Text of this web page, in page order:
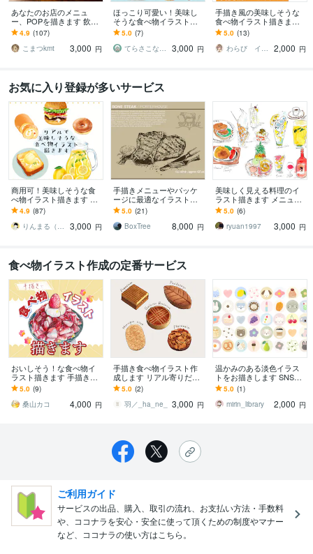
あなたのお店のメニュ
ー、POPを描きます 飲食
店、テイクアウトのお店
のメニューなどを描きま
す^ ^！
4.9 (107)
こまつkmt
3,000 円
ほっこり可愛い！美味し
そうな食べ物イラスト描
きます 商用OK！メニュー
表・レシピ・webページの
挿絵に◎
5.0 (7)
てらさこなるみ
3,000 円
手描き風の美味しそうな
食べ物イラスト描きます
商用OK◎メニュー・POP
など
5.0 (13)
わらび イラストレーター
2,000 円
お気に入り登録が多いサービス
商用可！美味しそうな食
べ物イラスト描きます リ
アルタッチで実際より美
味しく見える食べ物イラ
スト描きます♪
4.9 (87)
りんまる（イラストレーター）
3,000 円
手描きメニューやパッケ
ージに最適なイラスト描
きます 生成AIでは表せな
いぬくもりあるタッチで
料理などを描きます。
5.0 (21)
BoxTree
8,000 円
美味しく見える料理のイ
ラスト描きます メニュー
や雑誌、HPの挿絵などに
どうぞ。
5.0 (6)
ryuan1997
3,000 円
食べ物イラスト作成の定番サービス
おいしそう！な食べ物イ
ラスト描きます 手描きの
ほっこりあたたかいイラ
ストが欲しいあなたへ
5.0 (9)
桑山カコ
4,000 円
手描き食べ物イラスト作
成します リアル寄りだけ
ど手描き感のあるイラス
ト
5.0 (2)
羽／_ha_ne_
3,000 円
温かみのある淡色イラス
トをお描きします SNSア
イコン/待ち受け/プレゼン
トにも◎
5.0 (1)
mirin_library
2,000 円
ご利用ガイド
サービスの出品、購入、取引の流れ、お支払い方法・手数料
や、ココナラを安心・安全に使って頂くための制度やマナー
など、ココナラの使い方はこちら。